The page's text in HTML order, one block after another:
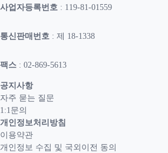
사업자등록번호 : 119-81-01559
통신판매번호 : 제 18-1338
팩스 : 02-869-5613
공지사항
자주 묻는 질문
1:1문의
개인정보처리방침
이용약관
개인정보 수집 및 국외이전 동의